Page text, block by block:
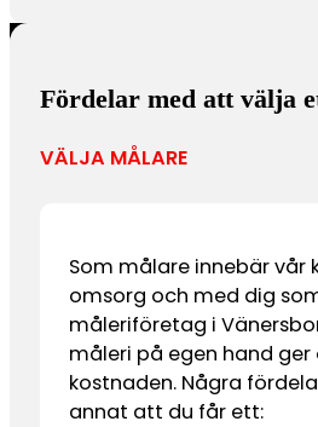
Fördelar med att välja
VÄLJA MÅLARE
Som målare innebär vår
omsorg och med dig
måleriföretag i
måleri på egen hand
kostnaden. Några
annat att du får ett: